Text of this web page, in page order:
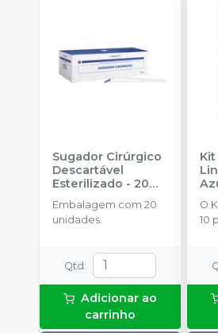
Sugador Cirúrgico
Descartável
Esterilizado - 20
unidades
MAQUIRA
Embalagem com 20
unidades.
Qtd:
Adicionar ao
carrinho
O
10
x